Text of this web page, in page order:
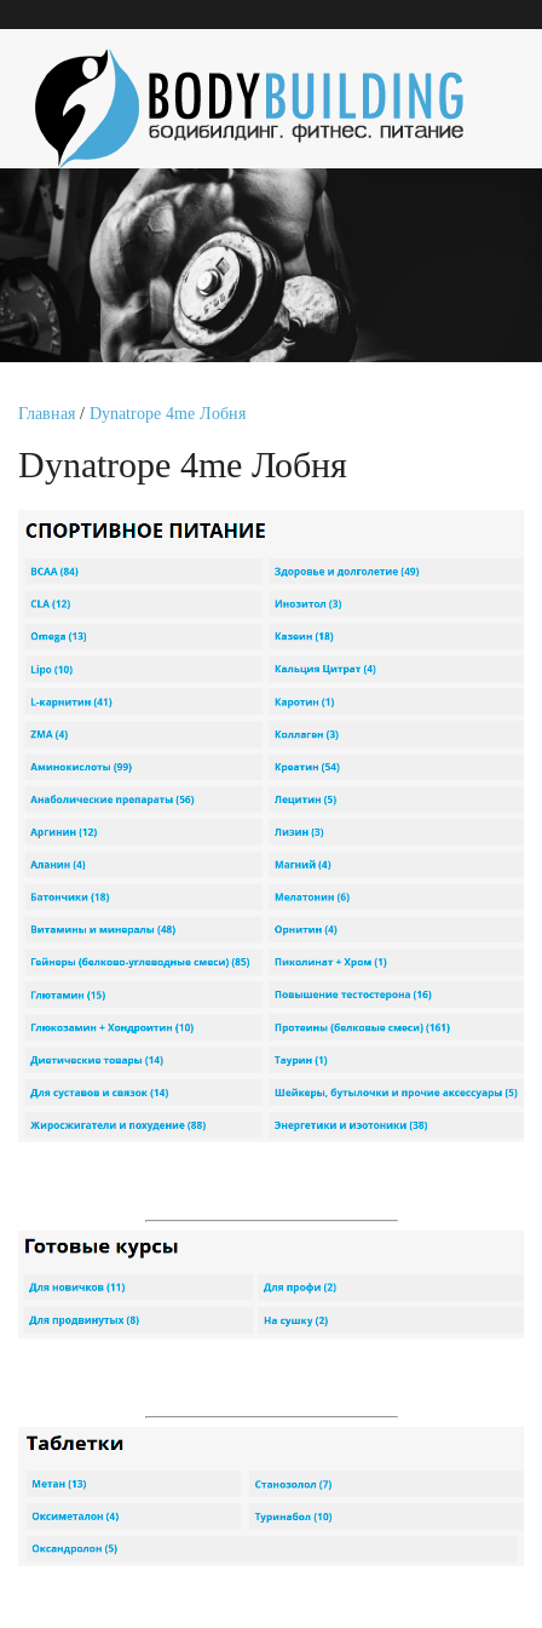
Главная / Dynatrope 4me Лобня
Dynatrope 4me Лобня